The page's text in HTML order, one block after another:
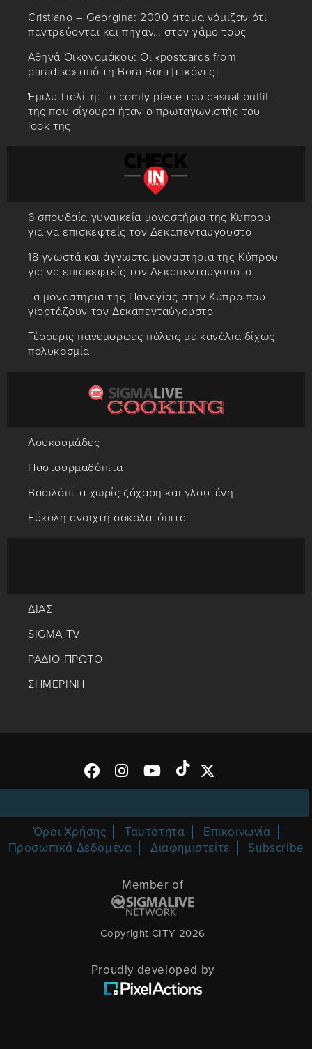
Cristiano – Georgina: 2000 άτομα νόμιζαν ότι
παντρεύονται και πήγαν… στον γάμο τους
Αθηνά Οικονομάκου: Οι «postcards from
paradise» από τη Bora Bora [εικόνες]
Έμιλυ Γιολίτη: Το comfy piece του casual outfit
της που σίγουρα ήταν ο πρωταγωνιστής του
look της
6 σπουδαία γυναικεία μοναστήρια της Κύπρου
για να επισκεφτείς τον Δεκαπενταύγουστο
18 γνωστά και άγνωστα μοναστήρια της Κύπρου
για να επισκεφτείς τον Δεκαπενταύγουστο
Τα μοναστήρια της Παναγίας στην Κύπρο που
γιορτάζουν τον Δεκαπενταύγουστο
Τέσσερις πανέμορφες πόλεις με κανάλια δίχως
πολυκοσμία
Λουκουμάδες
Παστουρμαδόπιτα
Βασιλόπιτα χωρίς ζάχαρη και γλουτένη
Εύκολη ανοιχτή σοκολατόπιτα
ΔΙΑΣ
SIGMA TV
ΡΑΔΙΟ ΠΡΩΤΟ
ΣΗΜΕΡΙΝΗ
Όροι Χρήσης Ταυτότητα
Επικοινωνία
Προσωπικά Δεδομένα
Διαφημιστείτε Subscribe
Member of
Copyright CITY 2026
Proudly developed by